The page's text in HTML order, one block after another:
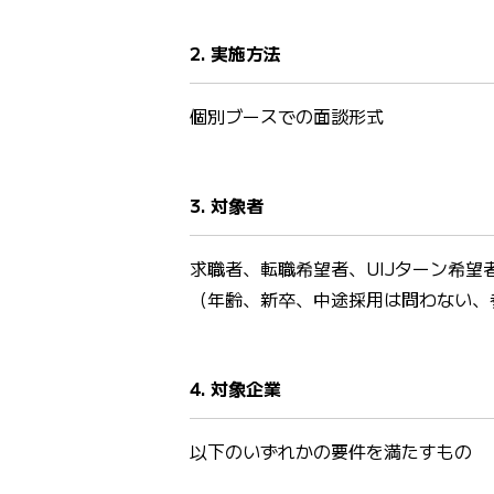
2. 実施方法
個別ブースでの面談形式
3. 対象者
求職者、転職希望者、UIJターン希望
（年齢、新卒、中途採用は問わない、
4. 対象企業
以下のいずれかの要件を満たすもの